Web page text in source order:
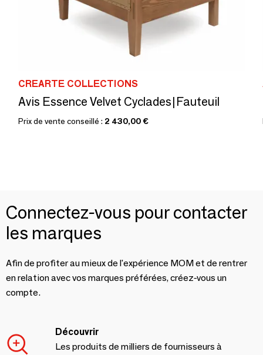
CREARTE COLLECTIONS
Avis Essence Velvet Cyclades|Fauteuil
Prix de vente conseillé : 2 430,00 €
Connectez-vous pour contacter
les marques
Afin de profiter au mieux de l'expérience MOM et de rentrer
en relation avec vos marques préférées, créez-vous un
compte.
Découvrir
Les produits de milliers de fournisseurs à